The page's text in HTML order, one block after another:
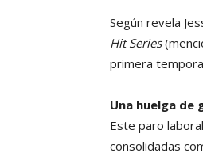
Según revela
Hit Series
primera
Una huelga de
Este paro
consolidadas